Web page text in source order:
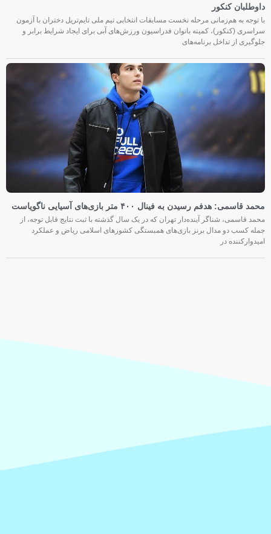
داوطلبان کنکور
با توجه به هم‌زمانی مرحله نخست مسابقات انتخابی تیم ملی تایم‌تریل دختران با آزمون
سراسری (کنکور)، کمیته بانوان فدراسیون ورزش‌های آبی برای ایجاد شرایط برابر و
جلوگیری از تداخل برنامه‌های
محمد قاسمی: هدفم رسیدن به فینال ۴۰۰ متر بازی‌های آسیایی ناگویاست
محمد قاسمی، شناگر آینده‌دار تهران که در یک سال گذشته با ثبت نتایج قابل توجه، از
جمله کسب دو مدال برنز بازی‌های همبستگی کشورهای اسلامی ریاض و عملکرد
امیدوارکننده در